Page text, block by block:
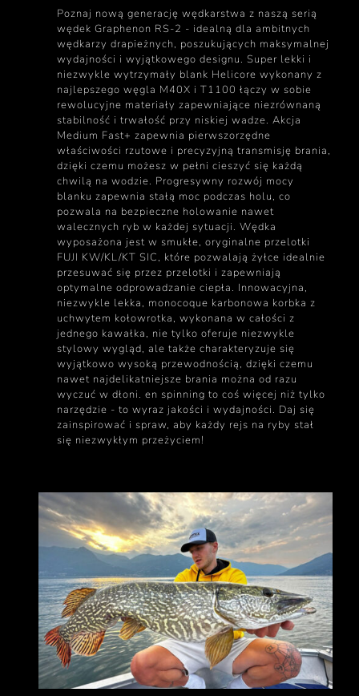
Poznaj nową generację wędkarstwa z naszą serią
wędek Graphenon RS-2 - idealną dla ambitnych
wędkarzy drapieżnych, poszukujących maksymalnej
wydajności i wyjątkowego designu. Super lekki i
niezwykle wytrzymały blank Helicore wykonany z
najlepszego węgla M40X i T1100 łączy w sobie
rewolucyjne materiały zapewniające niezrównaną
stabilność i trwałość przy niskiej wadze. Akcja
Medium Fast+ zapewnia pierwszorzędne
właściwości rzutowe i precyzyjną transmisję brania,
dzięki czemu możesz w pełni cieszyć się każdą
chwilą na wodzie. Progresywny rozwój mocy
blanku zapewnia stałą moc podczas holu, co
pozwala na bezpieczne holowanie nawet
walecznych ryb w każdej sytuacji. Wędka
wyposażona jest w smukłe, oryginalne przelotki
FUJI KW/KL/KT SIC, które pozwalają żyłce idealnie
przesuwać się przez przelotki i zapewniają
optymalne odprowadzanie ciepła. Innowacyjna,
niezwykle lekka, monocoque karbonowa korbka z
uchwytem kołowrotka, wykonana w całości z
jednego kawałka, nie tylko oferuje niezwykle
stylowy wygląd, ale także charakteryzuje się
wyjątkowo wysoką przewodnością, dzięki czemu
nawet najdelikatniejsze brania można od razu
wyczuć w dłoni. en spinning to coś więcej niż tylko
narzędzie - to wyraz jakości i wydajności. Daj się
zainspirować i spraw, aby każdy rejs na ryby stał
się niezwykłym przeżyciem!